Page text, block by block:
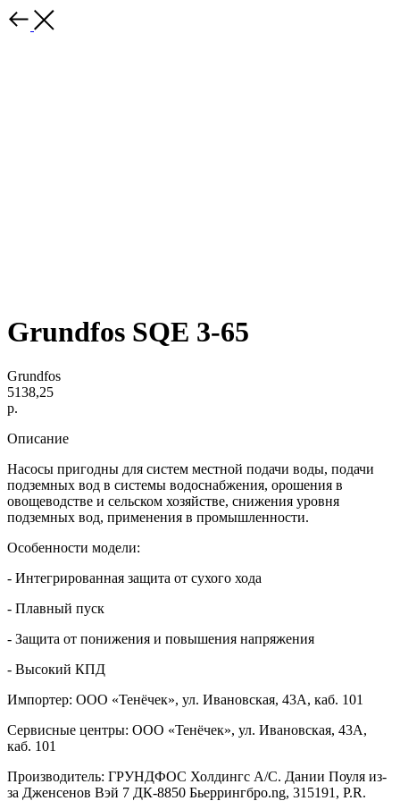
Grundfos SQE 3-65
Grundfos
5138,25
р.
Описание
Насосы пригодны для систем местной подачи воды, подачи
подземных вод в системы водоснабжения, орошения в
овощеводстве и сельском хозяйстве, снижения уровня
подземных вод, применения в промышленности.
Особенности модели:
- Интегрированная защита от сухого хода
- Плавный пуск
- Защита от понижения и повышения напряжения
- Высокий КПД
Импортер: ООО «Тенёчек», ул. Ивановская, 43А, каб. 101
Сервисные центры: ООО «Тенёчек», ул. Ивановская, 43А,
каб. 101
Производитель: ГРУНДФОС Холдингс А/С. Дании Поуля из-
за Дженсенов Вэй 7 ДК-8850 Бьеррингбро.ng, 315191, P.R.